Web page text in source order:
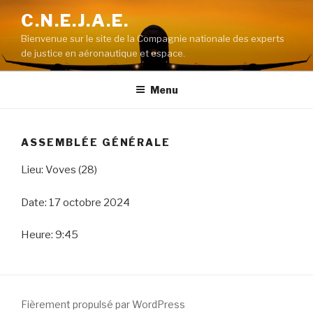
contenu
principal
C.N.E.J.A.E.
Bienvenue sur le site de la Compagnie nationale des experts
de justice en aéronautique et espace.
Menu
ASSEMBLÉE GÉNÉRALE
Lieu: Voves (28)
Date: 17 octobre 2024
Heure: 9:45
Fièrement propulsé par WordPress